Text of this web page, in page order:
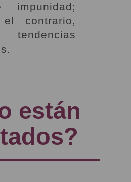
impunidad;
contrario,
están